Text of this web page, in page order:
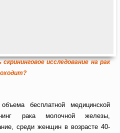
исследование на рак
бесплатной медицинской
рака молочной железы,
среди женщин в возрасте 40-